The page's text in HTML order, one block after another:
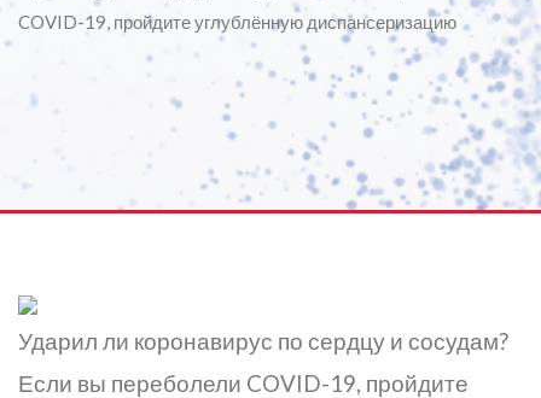
COVID-19, пройдите углублённую диспансеризацию
Ударил ли коронавирус по сердцу и сосудам?
Если вы переболели COVID-19, пройдите